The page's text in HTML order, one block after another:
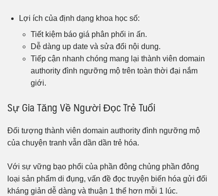
Lợi ích của định dạng khoa học số:
Tiết kiệm báo giá phân phối in ấn.
Dễ dàng up date và sửa đổi nội dung.
Tiếp cận nhanh chóng mang lại thành viên domain
authority đình ngưỡng mộ trên toàn thời đại nắm
giới.
Sự Gia Tăng Về Người Đọc Trẻ Tuổi
Đối tượng thành viên domain authority đình ngưỡng mộ
của chuyện tranh vẫn dần dần trẻ hóa.
Với sự vững bạo phổi của phần đông chủng phần đông
loại sản phẩm di đụng, vấn đề đọc truyện biến hóa gửi đối
kháng giản dễ dàng và thuận 1 thể hơn mỗi 1 lúc.